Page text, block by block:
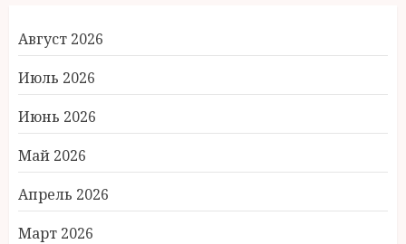
Август 2026
Июль 2026
Июнь 2026
Май 2026
Апрель 2026
Март 2026